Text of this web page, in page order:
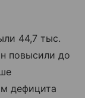
44,7 тыс.
повысили до
дефицита